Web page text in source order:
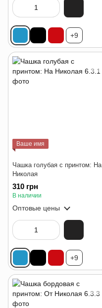
+9
Ваше имя
Чашка голубая с принтом: На
Николая
310 грн
В наличии
Оптовые цены
+9